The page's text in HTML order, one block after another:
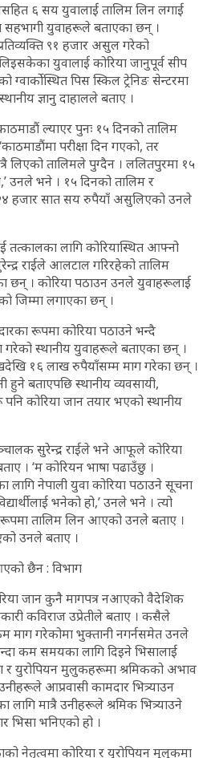
६ सय युवालाई तालिम लिन लगाई
सहभागी युवाहरूले बताएका छन् ।
९१ हजार असुल गरेको
युवालाई कोरिया जानुपूर्व सीप
ग्वार्कोस्थित पिस स्किल ट्रेनिङ सेन्टरमा
ज्ञानु दाहालले बताए ।
ल्याएर पुनः १५ दिनको तालिम
परीक्षा दिन गएको, तर
लिएको तालिमले पुग्दैन । ललितपुरमा १५
उनले भने । १५ दिनको तालिम र
२४ हजार सात सय रुपैयाँ असुलिएको उनले
तत्कालका लागि कोरियास्थित आफ्नो
राईले आलटाल गरिरहेको तालिम
छन् । कोरिया पठाउन उनले युवाहरूलाई
जिम्मा लगाएका छन् ।
रूपमा कोरिया पठाउने भन्दै
स्थानीय युवाहरूले बताएका छन् ।
१६ लाख रुपैयाँसम्म माग गरेका छन् ।
बताएपछि स्थानीय व्यवसायी,
कोरिया जान तयार भएको स्थानीय
सुरेन्द्र राईले भने आफूले कोरिया
। ‘म कोरियन भाषा पढाउँछु ।
लागि नेपाली युवा कोरिया पठाउने सूचना
भनेको हो,’ उनले भने । त्यो
तालिम लिन आएको उनले बताए ।
उनले बताए ।
छैन : विभाग
जान कुनै मागपत्र नआएको वैदेशिक
कविराज उप्रेतीले बताए । कसैले
माग गरेकोमा भुक्तानी नगर्नसमेत उनले
कम समयका लागि दिइने भिसालाई
र युरोपियन मुलुकहरूमा श्रमिकको अभाव
आप्रवासी कामदार भित्र्याउन
लागि मात्रै उनीहरूले श्रमिक भित्र्याउने
भिसा भनिएको हो ।
नेतृत्वमा कोरिया र युरोपियन मुलुकमा